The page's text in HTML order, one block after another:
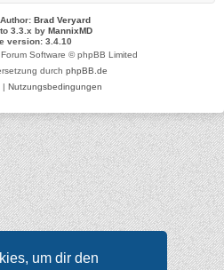
um dir den
Brad Veryard
3.3.x by MannixMD
version: 3.4.10
Software © phpBB Limited
durch phpBB.de
| Nutzungsbedingungen